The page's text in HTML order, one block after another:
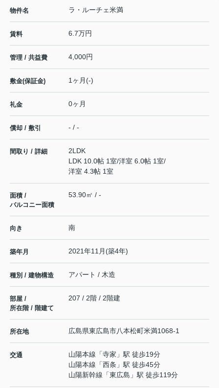
物件名 ラ・ルーチェ米満
賃料 6.7万円
管理 / 共益費 4,000円
敷金(保証金) 1ヶ月(-)
礼金 0ヶ月
償却 / 敷引 - / -
間取り / 詳細
2LDK
LDK 10.0帖 1室/洋室 6.0帖 1室/
洋室 4.3帖 1室
面積 /
バルコニー面積
53.90㎡ / -
向き 南
築年月 2021年11月(築4年)
種別 / 建物構造 アパート / 木造
部屋 /
所在階 / 階建て
207 / 2階 / 2階建
所在地 広島県東広島市八本松町米満1068-1
交通 山陽本線 「寺家 」駅 徒歩19分
山陽本線 「西条 」駅 徒歩45分
山陽新幹線 「東広島 」駅 徒歩119分